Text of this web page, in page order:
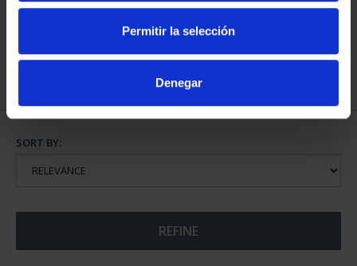
Permitir la selección
Denegar
€73.00
SORT BY:
REFINE